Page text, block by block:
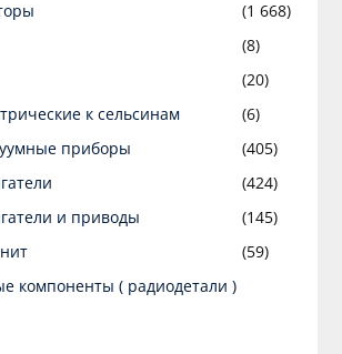
(1 668)
(8)
(20)
к сельсинам
(6)
приборы
(405)
(424)
и приводы
(145)
(59)
компоненты ( радиодетали )